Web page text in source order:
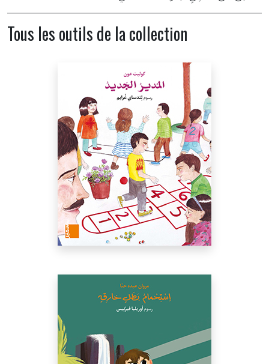
Tous les outils de la collection